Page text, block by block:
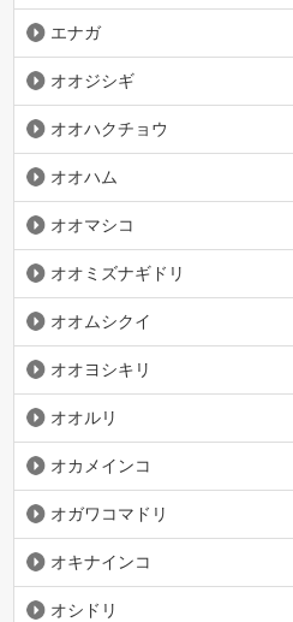
エナガ
オオジシギ
オオハクチョウ
オオハム
オオマシコ
オオミズナギドリ
オオムシクイ
オオヨシキリ
オオルリ
オカメインコ
オガワコマドリ
オキナインコ
オシドリ